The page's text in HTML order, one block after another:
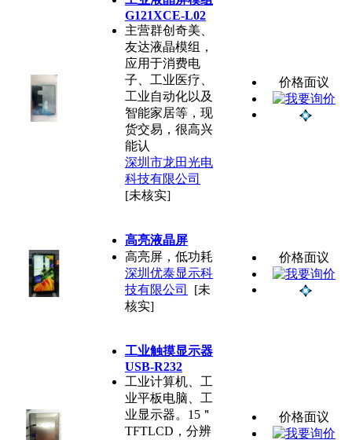
G121XCE-L02
主营群创奇美、
友达液晶模组，
应用于消费电
子、工业医疗、
工业自动化以及
智能家居等，现
货交易，很高兴
能认
深圳市龙田光电
科技有限公司
[未核实]
价格面议
高亮液晶屏
高亮屏，低功耗
深圳优泰显示科
技有限公司
[未
核实]
价格面议
工业触摸显示器
USB-R232
工业计算机、工
业平板电脑、工
业显示器。15＂
TFTLCD，分辨
价格面议